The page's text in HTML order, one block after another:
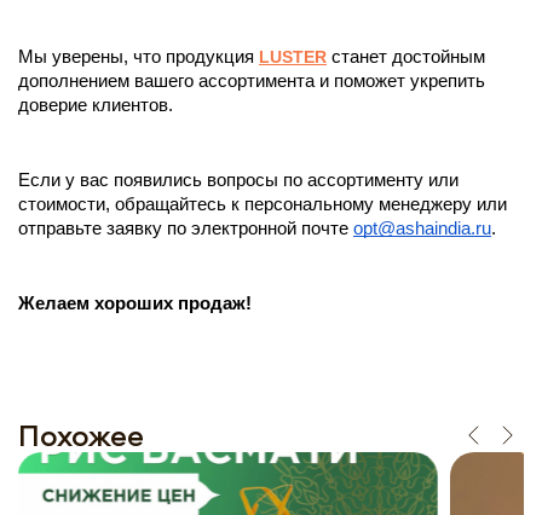
Мы уверены, что продукция LUSTER станет достойным
дополнением вашего ассортимента и поможет укрепить
доверие клиентов.
Если у вас появились вопросы по ассортименту или
стоимости, обращайтесь к персональному менеджеру или
отправьте заявку по электронной почте opt@ashaindia.ru.
Желаем хороших продаж!
Похожее